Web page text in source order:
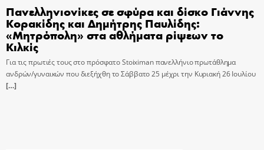
Πανελληνιονίκες σε σφύρα και δίσκο Γιάννης
Κορακίδης και Δημήτρης Παυλίδης:
«Μητρόπολη» στα αθλήματα ρίψεων το
Κιλκίς
Για τις πρωτιές τους στο πρόσφατο Stoiximan πανελλήνιο πρωτάθλημα
ανδρών/γυναικών που διεξήχθη το Σάββατο 25 μέχρι την Κυριακή 26 Ιουλίου
[…]